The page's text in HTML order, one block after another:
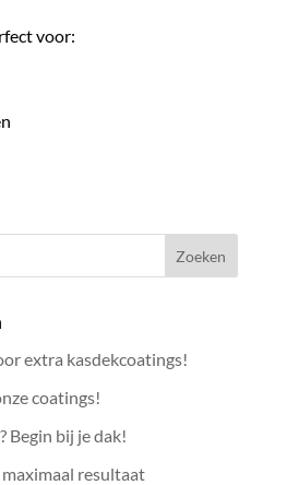
voor:
extra kasdekcoatings!
coatings!
Begin bij je dak!
resultaat